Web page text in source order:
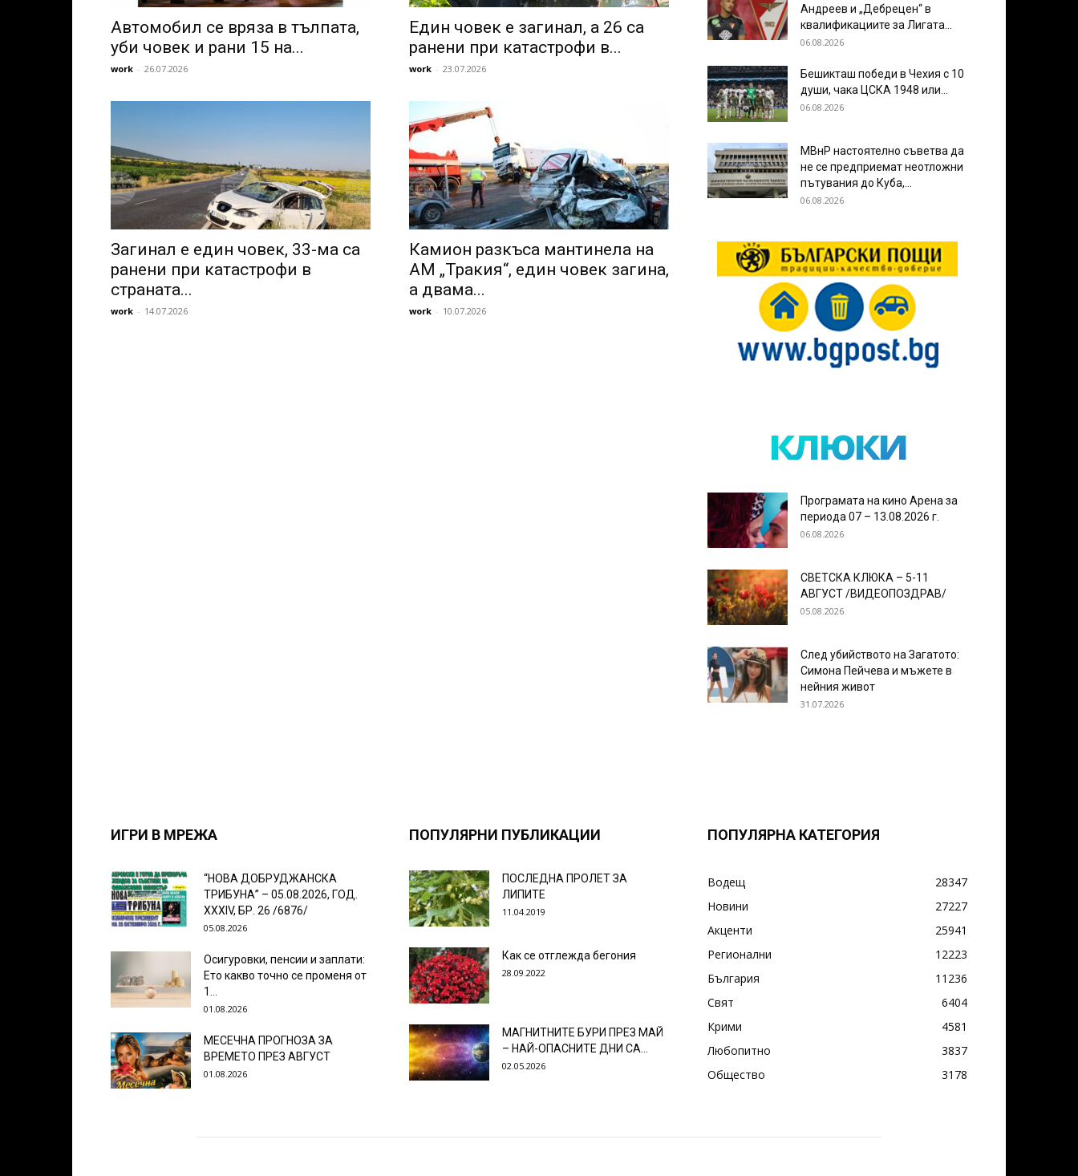
Автомобил се вряза в тълпата,
уби човек и рани 15 на...
work - 26.07.2026
Един човек е загинал, а 26 са
ранени при катастрофи в...
work - 23.07.2026
Загинал е един човек, 33-ма са
ранени при катастрофи в
страната...
work - 14.07.2026
Камион разкъса мантинела на
АМ „Тракия“, един човек загина,
а двама...
work - 10.07.2026
Андреев и „Дебрецен“ в
квалификациите за Лигата...
06.08.2026
Бешикташ победи в Чехия с 10
души, чака ЦСКА 1948 или...
06.08.2026
МВнР настоятелно съветва да
не се предприемат неотложни
пътувания до Куба,...
06.08.2026
клюки
Програмата на кино Арена за
периода 07 – 13.08.2026 г.
06.08.2026
СВЕТСКА КЛЮКА – 5-11
АВГУСТ /ВИДЕОПОЗДРАВ/
05.08.2026
След убийството на Загатото:
Симона Пейчева и мъжете в
нейния живот
31.07.2026
ИГРИ В МРЕЖА
“НОВА ДОБРУДЖАНСКА
ТРИБУНА” – 05.08.2026, ГОД.
XXХIV, БР. 26 /6876/
05.08.2026
Осигуровки, пенсии и заплати:
Ето какво точно се променя от
1...
01.08.2026
МЕСЕЧНА ПРОГНОЗА ЗА
ВРЕМЕТО ПРЕЗ АВГУСТ
01.08.2026
ПОПУЛЯРНИ ПУБЛИКАЦИИ
ПОСЛЕДНА ПРОЛЕТ ЗА
ЛИПИТЕ
11.04.2019
Как се отглежда бегония
28.09.2022
МАГНИТНИТЕ БУРИ ПРЕЗ МАЙ
– НАЙ-ОПАСНИТЕ ДНИ СА…
02.05.2026
ПОПУЛЯРНА КАТЕГОРИЯ
Водещ
28347
Новини
27227
Акценти
25941
Регионални
12223
България
11236
Свят
6404
Крими
4581
Любопитно
3837
Общество
3178